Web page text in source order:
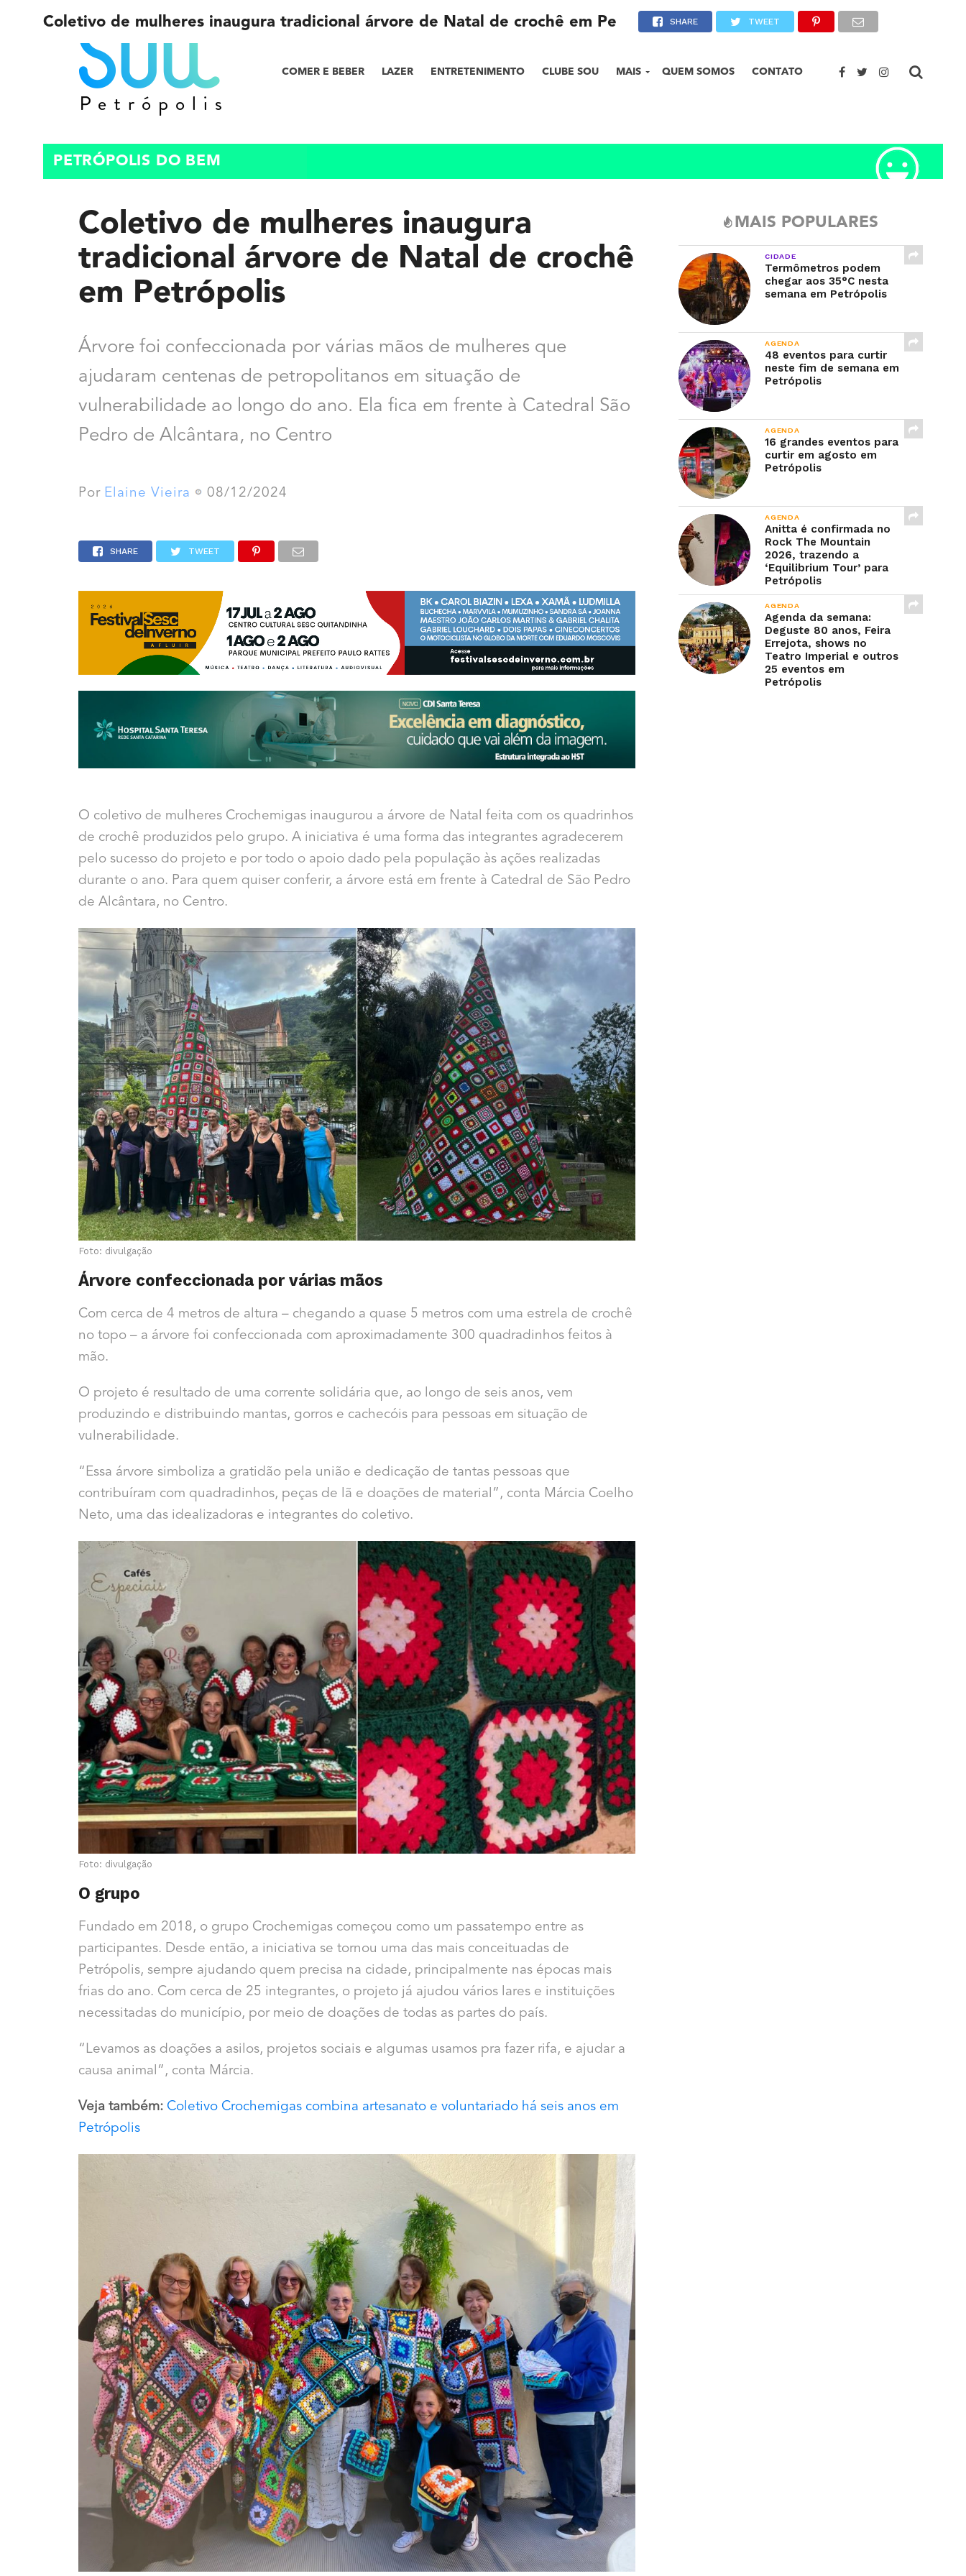
COMER E BEBER LAZER ENTRETENIMENTO CLUBE SOU MAIS QUEM SOMOS CONTATO
Coletivo de mulheres inaugura tradicional árvore de Natal de crochê em PetrópolisSHARE TWEET
PETRÓPOLIS DO BEM
Coletivo de mulheres inaugura
tradicional árvore de Natal de crochê
em Petrópolis
Árvore foi confeccionada por várias mãos de mulheres que
ajudaram centenas de petropolitanos em situação de
vulnerabilidade ao longo do ano. Ela fica em frente à Catedral São
Pedro de Alcântara, no Centro
Por Elaine Vieira 08/12/2024
SHARE TWEET
O coletivo de mulheres Crochemigas inaugurou a árvore de Natal feita com os quadrinhos
de crochê produzidos pelo grupo. A iniciativa é uma forma das integrantes agradecerem
pelo sucesso do projeto e por todo o apoio dado pela população às ações realizadas
durante o ano. Para quem quiser conferir, a árvore está em frente à Catedral de São Pedro
de Alcântara, no Centro.
Foto: divulgação
Árvore confeccionada por várias mãos
Com cerca de 4 metros de altura – chegando a quase 5 metros com uma estrela de crochê
no topo – a árvore foi confeccionada com aproximadamente 300 quadradinhos feitos à
mão.
O projeto é resultado de uma corrente solidária que, ao longo de seis anos, vem
produzindo e distribuindo mantas, gorros e cachecóis para pessoas em situação de
vulnerabilidade.
“Essa árvore simboliza a gratidão pela união e dedicação de tantas pessoas que
contribuíram com quadradinhos, peças de lã e doações de material”, conta Márcia Coelho
Neto, uma das idealizadoras e integrantes do coletivo.
Foto: divulgação
O grupo
Fundado em 2018, o grupo Crochemigas começou como um passatempo entre as
participantes. Desde então, a iniciativa se tornou uma das mais conceituadas de
Petrópolis, sempre ajudando quem precisa na cidade, principalmente nas épocas mais
frias do ano. Com cerca de 25 integrantes, o projeto já ajudou vários lares e instituições
necessitadas do município, por meio de doações de todas as partes do país.
“Levamos as doações a asilos, projetos sociais e algumas usamos pra fazer rifa, e ajudar a
causa animal”, conta Márcia.
Veja também: Coletivo Crochemigas combina artesanato e voluntariado há seis anos em
Petrópolis
MAIS POPULARES
CIDADE
Termômetros podem
chegar aos 35°C nesta
semana em Petrópolis
AGENDA
48 eventos para curtir
neste fim de semana em
Petrópolis
AGENDA
16 grandes eventos para
curtir em agosto em
Petrópolis
AGENDA
Anitta é confirmada no
Rock The Mountain
2026, trazendo a
‘Equilibrium Tour’ para
Petrópolis
AGENDA
Agenda da semana:
Deguste 80 anos, Feira
Errejota, shows no
Teatro Imperial e outros
25 eventos em
Petrópolis